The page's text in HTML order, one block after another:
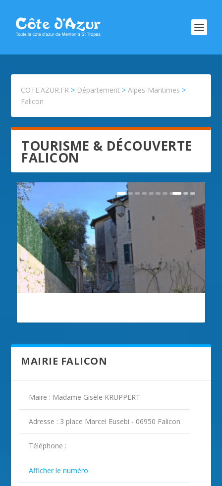
COTE.AZUR.FR > Département >Alpes-Maritimes >
Falicon
TOURISME & DÉCOUVERTE
FALICON
ILLUSTRATION FALICON ( 2 )
ILLUSTRATION FALICON ( 3 )
ILLUSTRATION FALICON ( 4 )
ILLUSTRATION FALICON ( 5 )
ILLUSTRATION FALICON ( 6 )
ILLUSTRATION FALICON ( 7 )
ILLUSTRATION FALICON ( 8 )
ILLUSTRATION FALICON ( 9 )
ILLUSTRATION FALICON ( 10 )
ILLUSTRATION FALICON ( 11 )
MAIRIE FALICON
Maire : Madame Gisèle KRUPPERT
Adresse : 3 place Marcel Eusebi - 06950 Falicon
Téléphone :
Afficher le numéro